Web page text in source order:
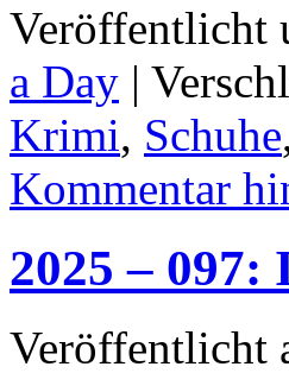
Veröffentlicht
a Day |
Krimi, Schuhe
Kommentar
2025 – 097:
Veröffentlicht